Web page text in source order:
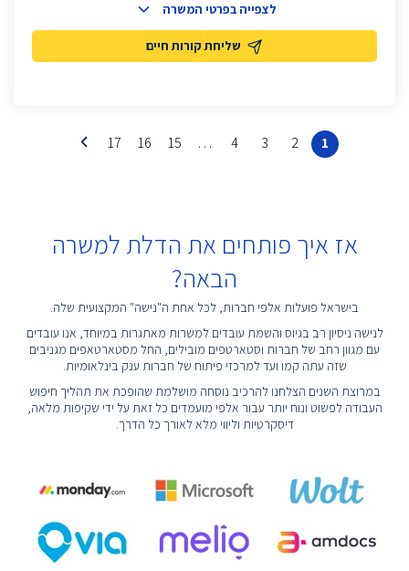
שליחת קורות חיים
לצפייה בפרטי המשרה
1
2
3
4
…
15
16
17
אז איך פותחים את הדלת למשרה
הבאה?
בישראל פועלות אלפי חברות, לכל אחת ה"נישה" המקצועית שלה.
לנישה ניסיון רב בגיוס והשמת עובדים למשרות מאתגרות במיוחד, אנו עובדים
עם מגוון רחב של חברות וסטארטפים מובילים, החל מסטארטאפים מגניבים
שזה עתה קמו ועד למרכזי פיתוח של חברות ענק בינלאומיות.
במרוצת השנים הצלחנו להרכיב נוסחה מושלמת שהופכת את תהליך חיפוש
העבודה לפשוט ונוח יותר עבור אלפי מועמדים כל זאת על ידי שקיפות מלאה,
דיסקרטיות וליווי מלא לאורך כל הדרך.